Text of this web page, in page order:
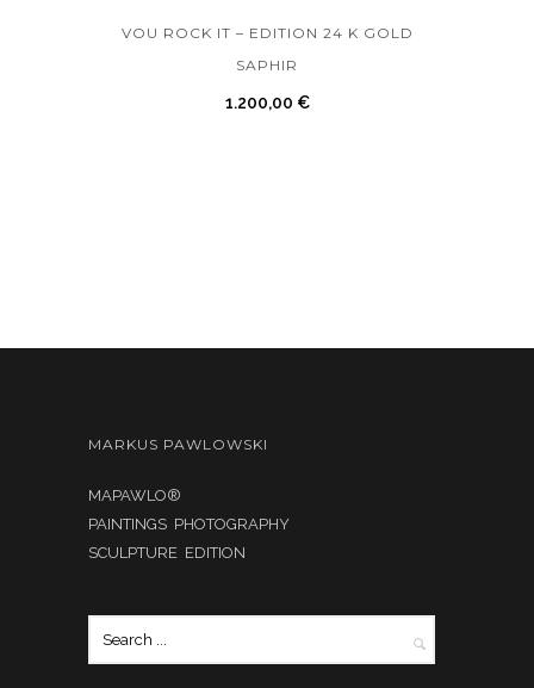
VOU ROCK IT – EDITION 24 K GOLD
SAPHIR
1.200,00 €
MARKUS PAWLOWSKI
MAPAWLO®
PAINTINGS PHOTOGRAPHY
SCULPTURE EDITION